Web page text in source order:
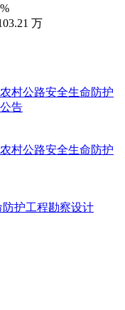
万
村公路安全生命防护
告
村公路安全生命防护
护工程勘察设计